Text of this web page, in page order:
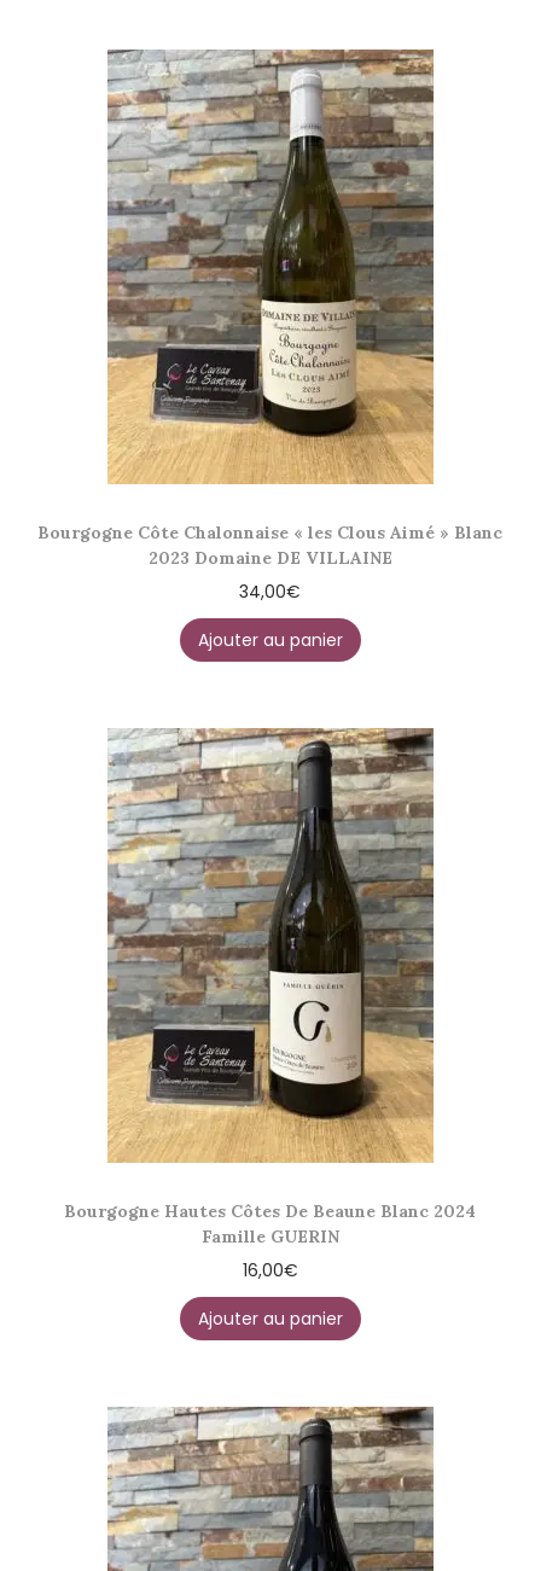
Bourgogne Côte Chalonnaise « les Clous Aimé » Blanc
2023 Domaine DE VILLAINE
34,00€
Ajouter au panier
Bourgogne Hautes Côtes De Beaune Blanc 2024
Famille GUERIN
16,00€
Ajouter au panier